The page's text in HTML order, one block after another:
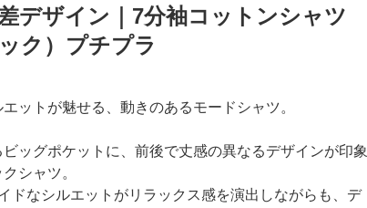
デザイン｜7分袖コットンシャツ
ック）プチプラ
ットが魅せる、動きのあるモードシャツ。
ビッグポケットに、前後で丈感の異なるデザインが印象
シャツ。
ドなシルエットがリラックス感を演出しながらも、デ